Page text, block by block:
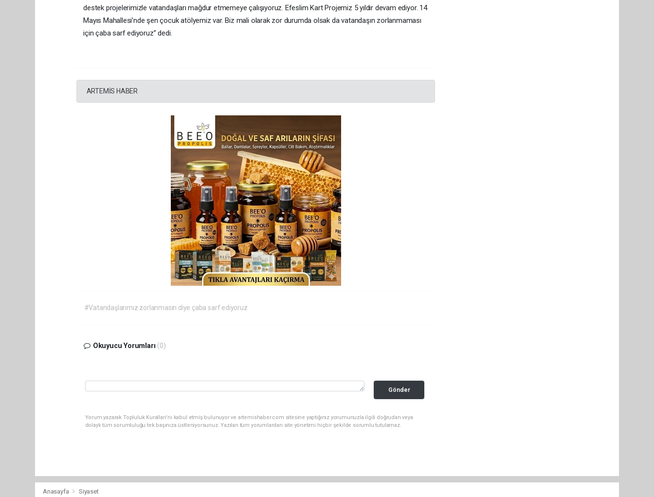
destek projelerimizle vatandaşları mağdur etmemeye çalışıyoruz. Efeslim Kart Projemiz 5 yıldır devam ediyor. 14
Mayıs Mahallesi’nde şen çocuk atölyemiz var. Biz mali olarak zor durumda olsak da vatandaşın zorlanmaması
için çaba sarf ediyoruz” dedi.
ARTEMİS HABER
#Vatandaşlarımız zorlanmasın diye çaba sarf ediyoruz
Okuyucu Yorumları (0)
Gönder
Yorum yazarak Topluluk Kuralları’nı kabul etmiş bulunuyor ve artemishaber.com sitesine yaptığınız yorumunuzla ilgili doğrudan veya
dolaylı tüm sorumluluğu tek başınıza üstleniyorsunuz. Yazılan tüm yorumlardan site yönetimi hiçbir şekilde sorumlu tutulamaz.
Anasayfa Siyaset